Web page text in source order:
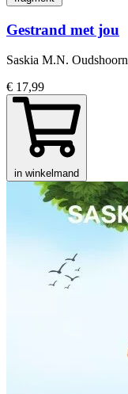
Gestrand met jou
Saskia M.N. Oudshoorn
€ 17,99
in winkelmand